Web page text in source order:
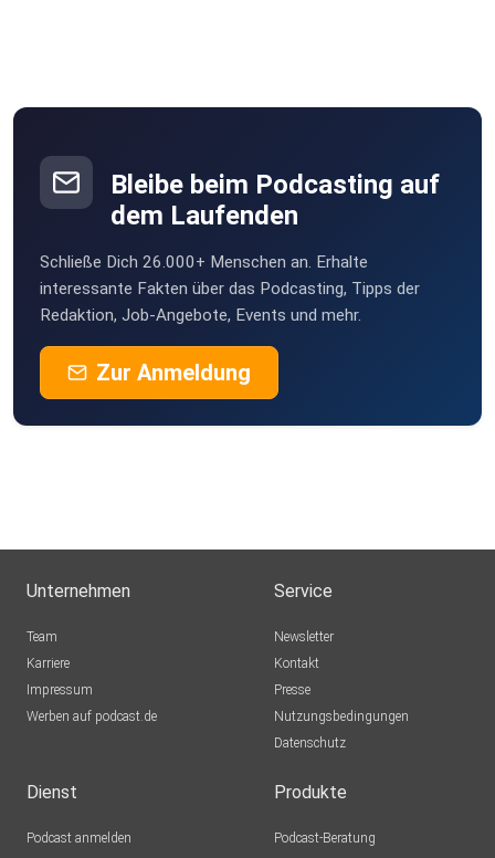
Bleibe beim Podcasting auf
dem Laufenden
Schließe Dich 26.000+ Menschen an. Erhalte
interessante Fakten über das Podcasting, Tipps der
Redaktion, Job-Angebote, Events und mehr.
Zur Anmeldung
Unternehmen
Team
Karriere
Impressum
Werben auf podcast.de
Service
Newsletter
Kontakt
Presse
Nutzungsbedingungen
Datenschutz
Dienst
Podcast anmelden
Produkte
Podcast-Beratung